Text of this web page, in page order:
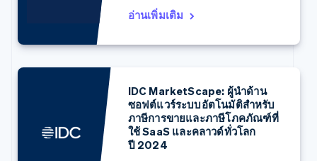
อ่านเพิ่มเติม
IDC MarketScape: ผู้นำด้าน
ซอฟต์แวร์ระบบอัตโนมัติสำหรับ
ภาษีการขายและภาษีโภคภัณฑ์ที่
ใช้ SaaS และคลาวด์ทั่วโลก
ปี 2024
ไทยEnglish
เนเธอร์แลนด์
Nederlands English